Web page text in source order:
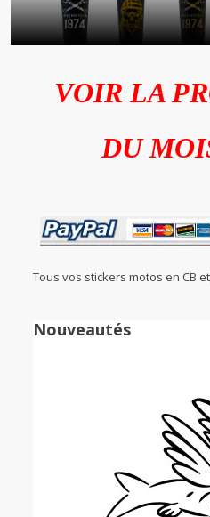
VOIR LA
DU
Tous vos stickers motos en
Nouveautés